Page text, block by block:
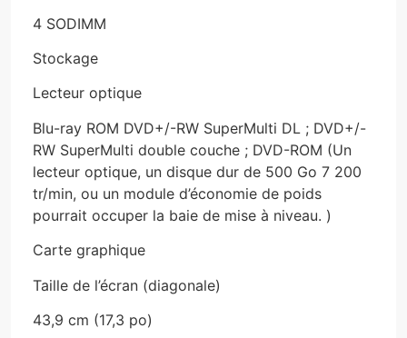
4 SODIMM
Stockage
Lecteur optique
Blu-ray ROM DVD+/-RW SuperMulti DL ; DVD+/-
RW SuperMulti double couche ; DVD-ROM (Un
lecteur optique, un disque dur de 500 Go 7 200
tr/min, ou un module d’économie de poids
pourrait occuper la baie de mise à niveau. )
Carte graphique
Taille de l’écran (diagonale)
43,9 cm (17,3 po)